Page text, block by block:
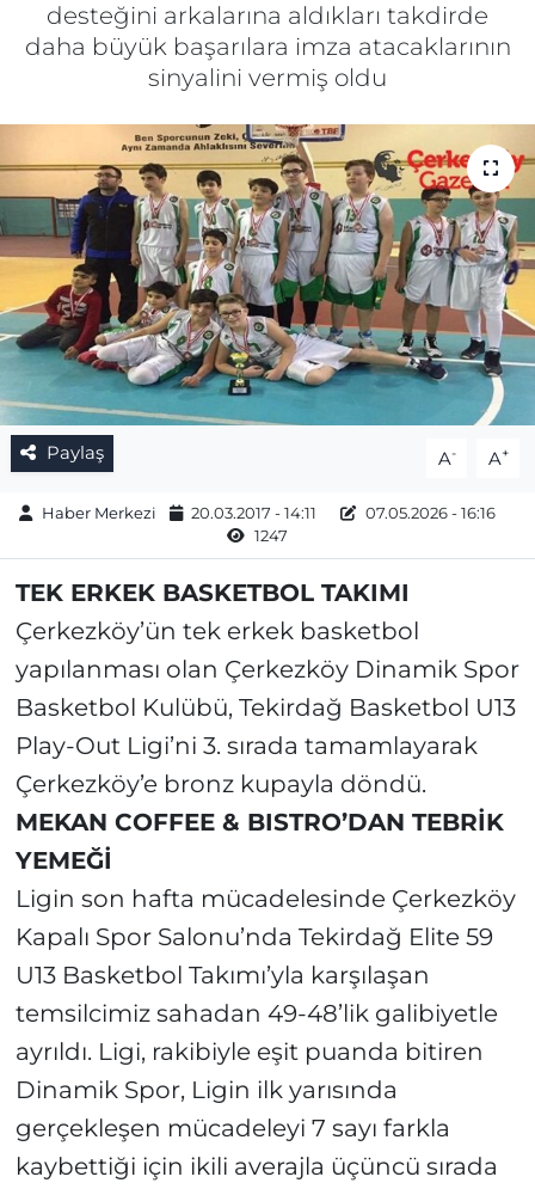
desteğini arkalarına aldıkları takdirde
daha büyük başarılara imza atacaklarının
sinyalini vermiş oldu
Paylaş A- A+
Haber Merkezi 20.03.2017 - 14:11
07.05.2026 - 16:16
1247
TEK ERKEK BASKETBOL TAKIMI
Çerkezköy’ün tek erkek basketbol
yapılanması olan Çerkezköy Dinamik Spor
Basketbol Kulübü, Tekirdağ Basketbol U13
Play-Out Ligi’ni 3. sırada tamamlayarak
Çerkezköy’e bronz kupayla döndü.
MEKAN COFFEE & BISTRO’DAN TEBRİK
YEMEĞİ
Ligin son hafta mücadelesinde Çerkezköy
Kapalı Spor Salonu’nda Tekirdağ Elite 59
U13 Basketbol Takımı’yla karşılaşan
temsilcimiz sahadan 49-48’lik galibiyetle
ayrıldı. Ligi, rakibiyle eşit puanda bitiren
Dinamik Spor, Ligin ilk yarısında
gerçekleşen mücadeleyi 7 sayı farkla
kaybettiği için ikili averajla üçüncü sırada
Topluluk Kuralları